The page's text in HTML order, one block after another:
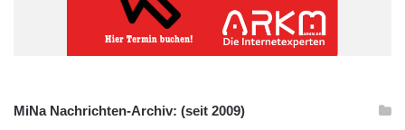
MiNa Nachrichten-Archiv: (seit 2009)